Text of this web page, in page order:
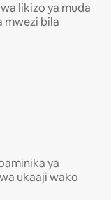
likizo ya muda
mwezi bila
ya
ukaaji wako